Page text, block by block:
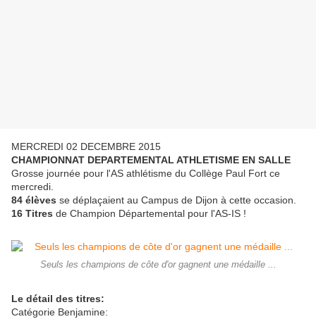
MERCREDI 02 DECEMBRE 2015
CHAMPIONNAT DEPARTEMENTAL ATHLETISME EN SALLE
Grosse journée pour l'AS athlétisme du Collège Paul Fort ce
mercredi.
84 élèves se déplaçaient au Campus de Dijon à cette occasion.
16 Titres de Champion Départemental pour l'AS-IS !
Seuls les champions de côte d'or gagnent une médaille ...
Le détail des titres:
Catégorie Benjamine: